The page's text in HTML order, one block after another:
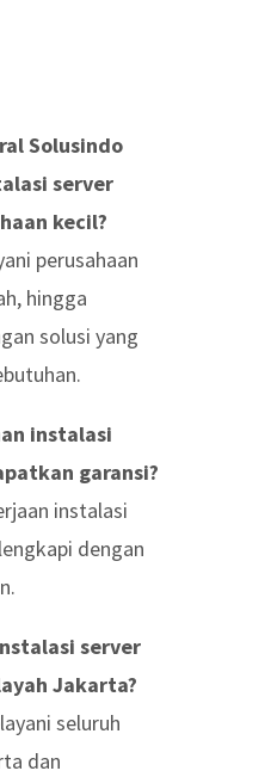
Solusindo
server
kecil?
perusahaan
hingga
solusi yang
instalasi
garansi?
instalasi
dengan
server
Jakarta?
seluruh
dan